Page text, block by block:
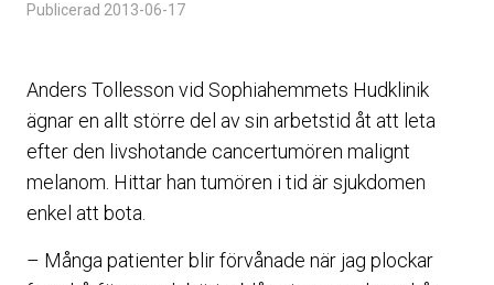
Publicerad 2013-06-17
Anders Tollesson vid Sophiahemmets Hudklinik
ägnar en allt större del av sin arbetstid åt att leta
efter den livshotande cancertumören malignt
melanom. Hittar han tumören i tid är sjukdomen
enkel att bota.
– Många patienter blir förvånade när jag plockar